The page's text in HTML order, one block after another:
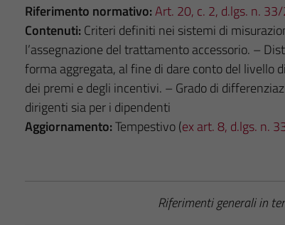
Riferimento normativo:Art. 20, c. 2, d.lgs. n.
Contenuti: Criteri definiti nei sistemi di
l’assegnazione del trattamento accessorio. –
forma aggregata, al fine di dare conto del livello
dei premi e degli incentivi. – Grado di
dirigenti sia per i dipendenti
Aggiornamento:Tempestivo (ex art. 8, d.lgs. n.
Riferimenti generali in